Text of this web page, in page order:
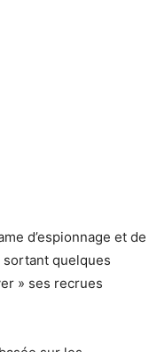
d’espionnage et de
sortant quelques
» ses recrues